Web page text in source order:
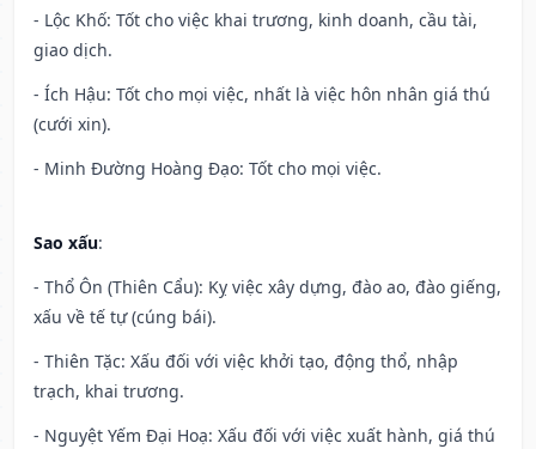
- Lộc Khố: Tốt cho việc khai trương, kinh doanh, cầu tài,
giao dịch.
- Ích Hậu: Tốt cho mọi việc, nhất là việc hôn nhân giá thú
(cưới xin).
- Minh Đường Hoàng Đạo: Tốt cho mọi việc.
Sao xấu:
- Thổ Ôn (Thiên Cẩu): Kỵ việc xây dựng, đào ao, đào giếng,
xấu về tế tự (cúng bái).
- Thiên Tặc: Xấu đối với việc khởi tạo, động thổ, nhập
trạch, khai trương.
- Nguyệt Yếm Đại Hoạ: Xấu đối với việc xuất hành, giá thú